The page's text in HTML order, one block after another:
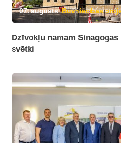
07. augusts Būvniecības
Dzīvokļu namam
svētki